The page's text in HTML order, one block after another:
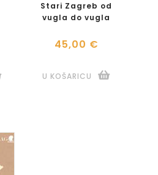
Stari Zagreb od
vugla do vugla
45,00 €
U KOŠARICU